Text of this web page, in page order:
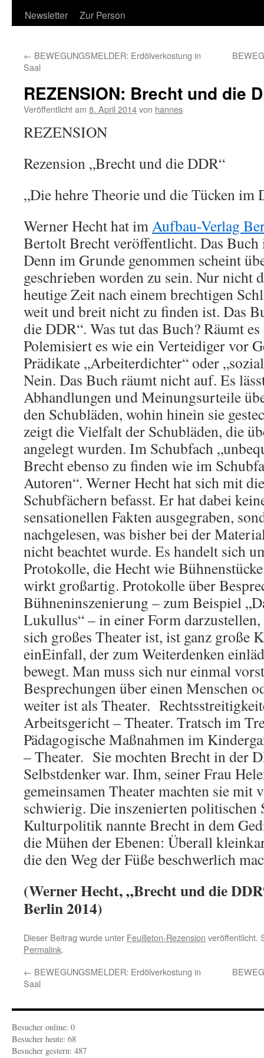
Newsletter
Zur Person
← BEWEGUNGSMELDER: Erdölverkostung in
Saal
REZENSION: Brecht und die
Veröffentlicht am 8. April 2014von hannes
REZENSION
Rezension „Brecht und die DDR“
„Die hehre Theorie und die Tücken im
Werner Hecht hat imAufbau-Verlag
Bertolt Brecht veröffentlicht. Das Buch
Denn im Grunde genommen scheint
geschrieben worden zu sein. Nur nicht
heutige Zeit nach einem brechtigen
weit und breit nicht zu finden ist. Das
die DDR“. Was tut das Buch? Räumt
Polemisiert es wie ein Verteidiger vor
Prädikate „Arbeiterdichter“ oder
Nein. Das Buch räumt nicht auf. Es
Abhandlungen und Meinungsurteile
den Schubläden, wohin hinein sie
zeigt die Vielfalt der Schubläden, die
angelegt wurden. Im Schubfach
Brecht ebenso zu finden wie im
Autoren“. Werner Hecht hat sich mit
Schubfächern befasst. Er hat dabei
sensationellen Fakten ausgegraben,
nachgelesen, was bisher bei der
nicht beachtet wurde. Es handelt sich
Protokolle, die Hecht wie
wirkt großartig. Protokolle über
Bühneninszenierung – zum Beispiel
Lukullus“ – in einer Form
sich großes Theater ist, ist ganz große
einEinfall, der zum Weiterdenken
bewegt. Man muss sich nur einmal
Besprechungen über einen Menschen
weiter ist als Theater.
Arbeitsgericht – Theater. Tratsch im
Pädagogische Maßnahmen im
– Theater. Sie mochten Brecht in der
Selbstdenker war. Ihm, seiner Frau
gemeinsamen Theater machten sie mit
schwierig. Die inszenierten
Kulturpolitik nannte Brecht in dem
die Mühen der Ebenen: Überall
die den Weg der Füße beschwerlich
(Werner Hecht, „Brecht und die
Berlin 2014)
Dieser Beitrag wurde unter Feuilleton-Rezension veröffentlicht.
Permalink.
← BEWEGUNGSMELDER: Erdölverkostung in
Saal
Besucher online: 0
Besucher heute: 68
Besucher gestern: 487